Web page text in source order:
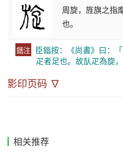
周旋，旌旗之指
也。
鍇注 臣鍇按：《尚書》曰：
疋者足也。故㫃疋為旋
影印页码 ∇
相关推荐